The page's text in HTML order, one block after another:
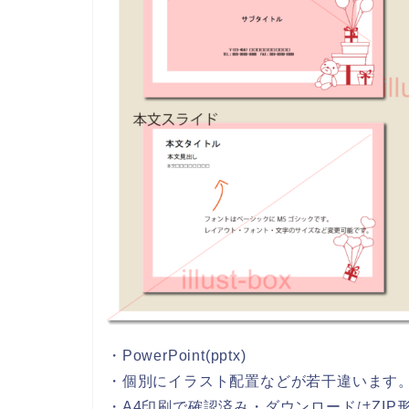
・PowerPoint(pptx)
・個別にイラスト配置などが若干違います